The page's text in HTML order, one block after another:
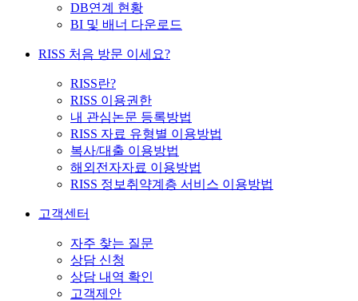
DB연계 현황
BI 및 배너 다운로드
RISS 처음 방문 이세요?
RISS란?
RISS 이용권한
내 관심논문 등록방법
RISS 자료 유형별 이용방법
복사/대출 이용방법
해외전자자료 이용방법
RISS 정보취약계층 서비스 이용방법
고객센터
자주 찾는 질문
상담 신청
상담 내역 확인
고객제안